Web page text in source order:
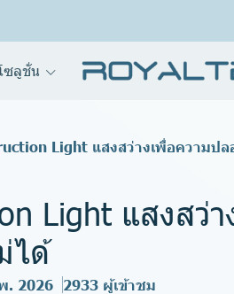
ลูชั่น
Light แสงสว่างเพื่อความป
Light แสงสว่
ได้
. 2026 2933 ผู้เข้าชม